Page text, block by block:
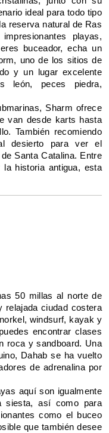
ideal para todo tipo
reserva natural de Ras
playas,
buceador, echa un
uno de los sitios de
y un lugar excelente
león, peces piedra,
Sharm ofrece
van desde karts hasta
También recomiendo
desierto para ver el
Santa Catalina. Entre
historia antigua, esta
50 millas al norte de
relajada ciudad costera
windsurf, kayak y
encontrar clases
roca y sandboard. Una
Dahab se ha vuelto
de adrenalina por
aquí son igualmente
siesta, así como para
como el buceo
que también desee